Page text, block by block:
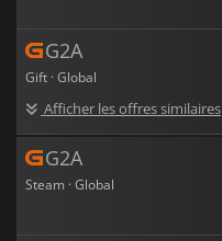
G2A
Gift · Global
Afficher les offres similaires
G2A
Steam · Global